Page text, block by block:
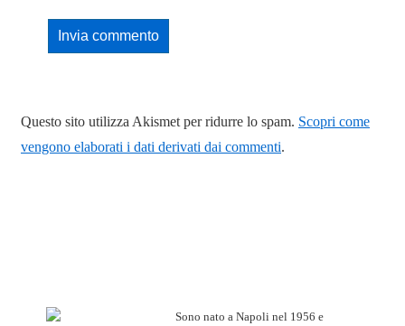
Questo sito utilizza Akismet per ridurre lo spam. Scopri come
vengono elaborati i dati derivati dai commenti.
Sono nato a Napoli nel 1956 e